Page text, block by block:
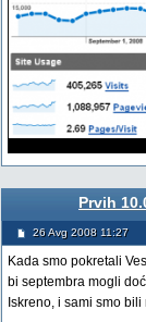
Prvih
26 Avg 2008 11:27
Kada smo pokretali
bi septembra mogli
Iskreno, i sami smo